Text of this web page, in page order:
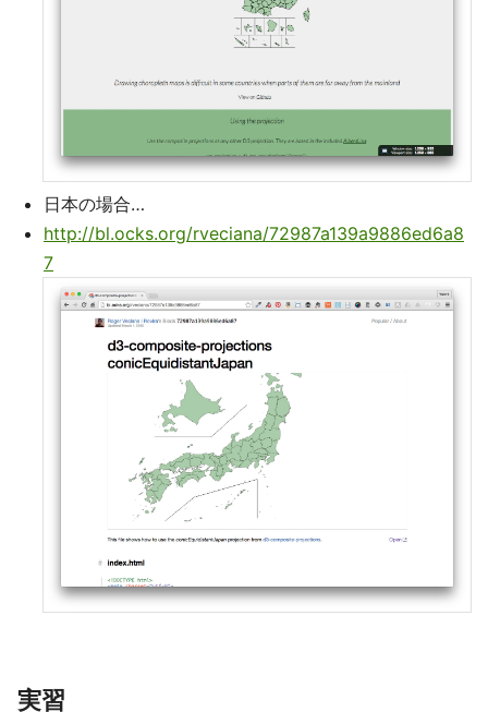
日本の場合…
http://bl.ocks.org/rveciana/72987a139a9886ed6a8
7
実習